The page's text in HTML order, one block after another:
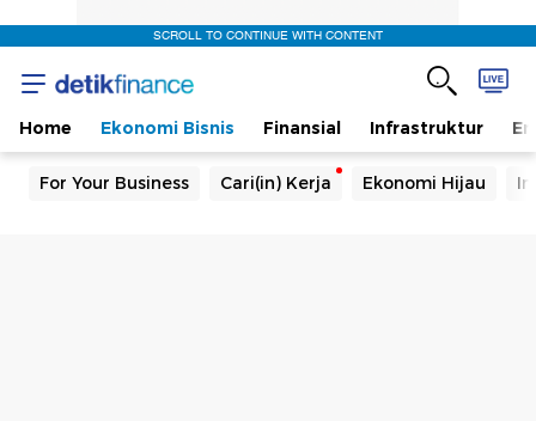
SCROLL TO CONTINUE WITH CONTENT
Home Ekonomi Bisnis Finansial Infrastruktur
For Your Business Cari(in) Kerja Ekonomi Hijau